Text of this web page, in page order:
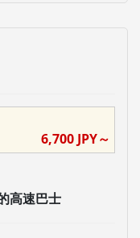
6,700 JPY～
高速巴士